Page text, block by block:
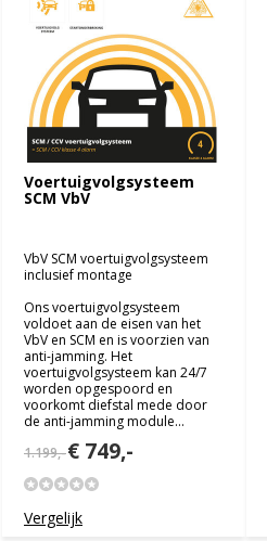
Voertuigvolgsysteem
SCM VbV
VbV SCM voertuigvolgsysteem
inclusief montage
Ons voertuigvolgsysteem
voldoet aan de eisen van het
VbV en SCM en is voorzien van
anti-jamming. Het
voertuigvolgsysteem kan 24/7
worden opgespoord en
voorkomt diefstal mede door
de anti-jamming module...
1.199,-€ 749,-
Vergelijk